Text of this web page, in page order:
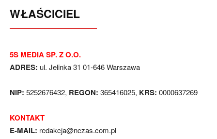
WŁAŚCICIEL
5S MEDIA SP. Z O.O.
ADRES: ul. Jelinka 31 01-646 Warszawa
NIP: 5252676432, REGON: 365416025, KRS: 0000637269
KONTAKT
E-MAIL: redakcja@nczas.com.pl